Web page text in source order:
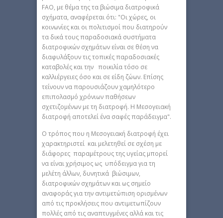
FAO, με θέμα της τα βιώσιμα διατροφικά
σχήματα, αναφέρεται ότι: "Οι χώρες, οι
κοινωνίες και οι πολιτισμοί που διατηρούν
τα δικά τους παραδοσιακά συστήματα
διατροφικών σχημάτων είναι σε θέση να
διαφυλάξουν τις τοπικές παραδοσιακές
καταβολές και την ποικιλία τόσο σε
καλλιέργειες όσο και σε είδη ζώων. Επίσης
τείνουν να παρουσιάζουν χαμηλότερο
επιπολασμό χρόνιων παθήσεων
σχετιζομένων με τη διατροφή. Η Μεσογειακή
διατροφή αποτελεί ένα σαφές παράδειγμα".
Ο τρόπος που η Μεσογειακή διατροφή έχει
χαρακτηριστεί και μελετηθεί σε σχέση με
διάφορες παραμέτρους της υγείας μπορεί
να είναι χρήσιμος ως υπόδειγμα για τη
μελέτη άλλων, δυνητικά βιώσιμων,
διατροφικών σχημάτων και ως σημείο
αναφοράς για την αντιμετώπιση ορισμένων
από τις προκλήσεις που αντιμετωπίζουν
πολλές από τις αναπτυγμένες αλλά και τις